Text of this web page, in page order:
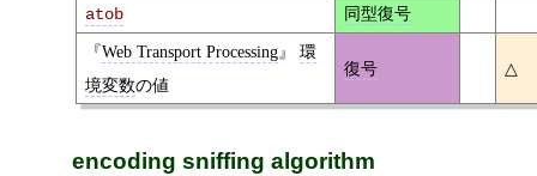
atob
同型復号
Web Transport Processing
環
境変数の値
復号 △
encoding sniffing algorithm